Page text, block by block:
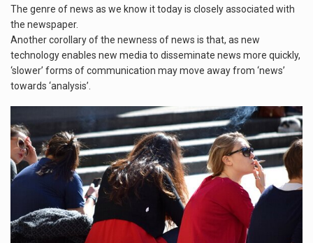
The genre of news as we know it today is closely associated with
the newspaper.
Another corollary of the newness of news is that, as new
technology enables new media to disseminate news more quickly,
‘slower’ forms of communication may move away from ‘news’
towards ‘analysis’.